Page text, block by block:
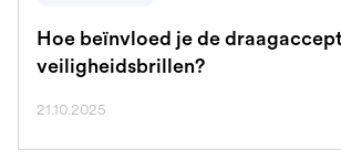
Hoe beïnvloed je de
veiligheidsbrillen?
21.10.2025